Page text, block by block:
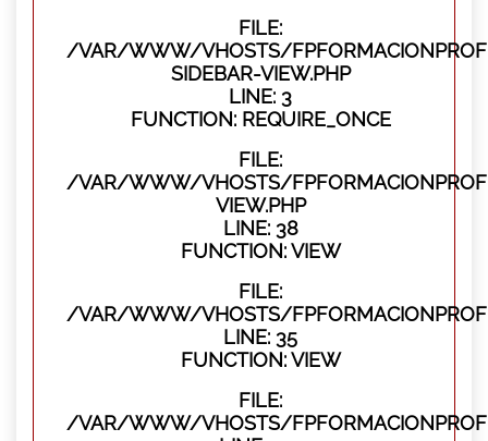
FILE:
/VAR/WWW/VHOSTS/
SIDEBAR-VIEW.PHP
LINE: 3
FUNCTION: REQUIRE_ONCE
FILE:
/VAR/WWW/VHOSTS/
VIEW.PHP
LINE: 38
FUNCTION: VIEW
FILE:
/VAR/WWW/VHOSTS/
LINE: 35
FUNCTION: VIEW
FILE:
/VAR/WWW/VHOSTS/